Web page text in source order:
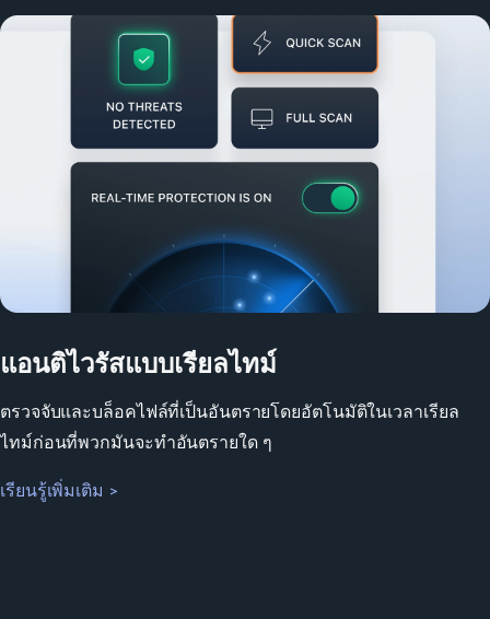
แอนติไวรัสแบบเรียลไทม์
ตรวจจับและบล็อคไฟล์ที่เป็นอันตรายโดยอัตโนมัติในเวลาเรียล
ไทม์ก่อนที่พวกมันจะทำอันตรายใด ๆ
เรียนรู้เพิ่มเติม >